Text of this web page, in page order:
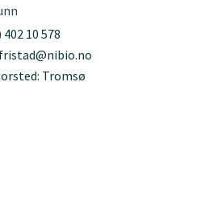
402 10 578
Tromsø